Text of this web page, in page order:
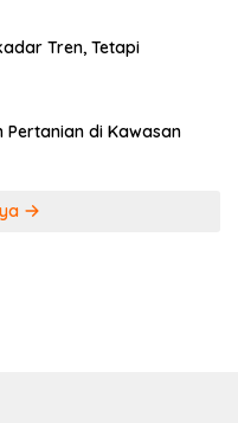
Tren, Tetapi
di Kawasan